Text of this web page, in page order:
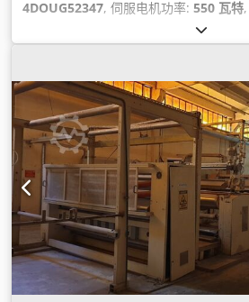
4DOUG52347, 伺服电机功率: 550 瓦特
空调
6 横杆,